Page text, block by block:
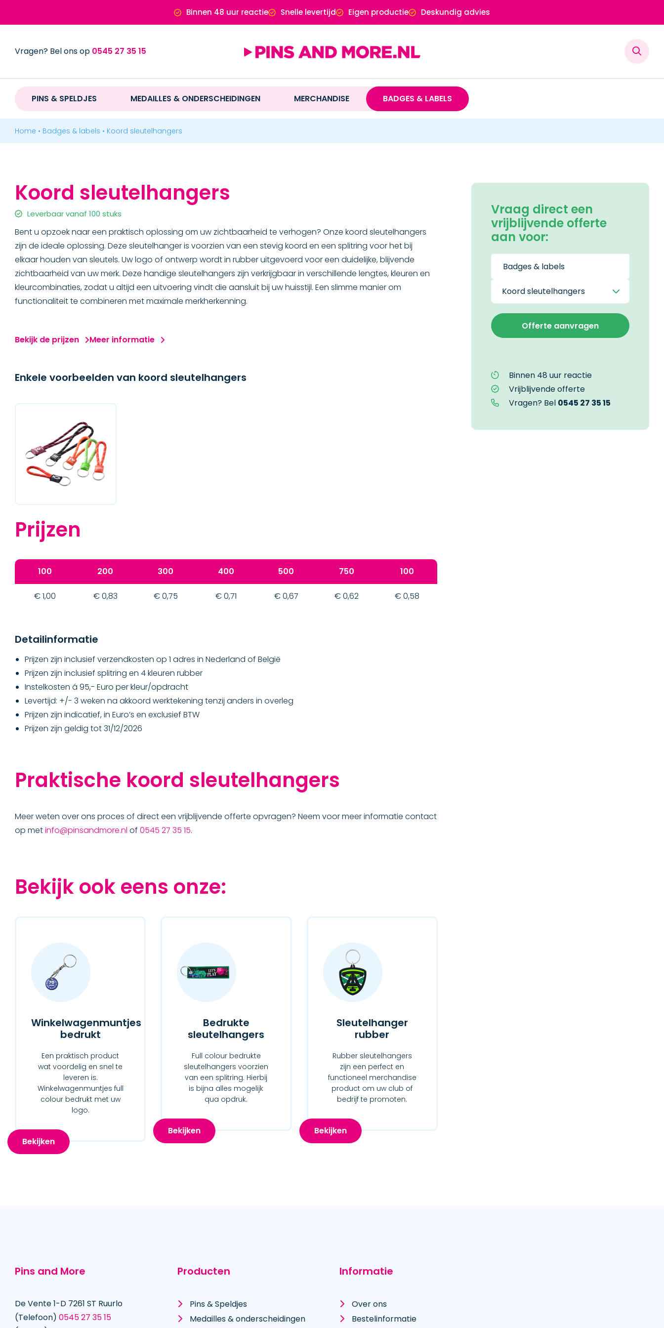
Binnen 48 uur reactie Snelle levertijd Eigen productie Deskundig advies
Vragen? Bel ons op 0545 27 35 15
PINS & SPELDJES MEDAILLES & ONDERSCHEIDINGEN MERCHANDISE BADGES & LABELS
Home • Badges & labels • Koord sleutelhangers
Koord sleutelhangers
Leverbaar vanaf 100 stuks
Bent u opzoek naar een praktisch oplossing om uw zichtbaarheid te verhogen? Onze koord sleutelhangers
zijn de ideale oplossing. Deze sleutelhanger is voorzien van een stevig koord en een splitring voor het bij
elkaar houden van sleutels. Uw logo of ontwerp wordt in rubber uitgevoerd voor een duidelijke, blijvende
zichtbaarheid van uw merk. Deze handige sleutelhangers zijn verkrijgbaar in verschillende lengtes, kleuren en
kleurcombinaties, zodat u altijd een uitvoering vindt die aansluit bij uw huisstijl. Een slimme manier om
functionaliteit te combineren met maximale merkherkenning.
Bekijk de prijzen Meer informatie
Enkele voorbeelden van koord sleutelhangers
Prijzen
100 200 300 400 500 750 100
€ 1,00 € 0,83 € 0,75 € 0,71 € 0,67 € 0,62 € 0,58
Detailinformatie
Prijzen zijn inclusief verzendkosten op 1 adres in Nederland of België
Prijzen zijn inclusief splitring en 4 kleuren rubber
Instelkosten á 95,- Euro per kleur/opdracht
Levertijd: +/- 3 weken na akkoord werktekening tenzij anders in overleg
Prijzen zijn indicatief, in Euro’s en exclusief BTW
Prijzen zijn geldig tot 31/12/2026
Praktische koord sleutelhangers
Meer weten over ons proces of direct een vrijblijvende offerte opvragen? Neem voor meer informatie contact
op metinfo@pinsandmore.nl of 0545 27 35 15.
Bekijk ook eens onze:
Winkelwagenmuntjes
bedrukt
Een praktisch product
wat voordelig en snel te
leveren is.
Winkelwagenmuntjes full
colour bedrukt met uw
logo.
Bekijken
Bedrukte
sleutelhangers
Full colour bedrukte
sleutelhangers voorzien
van een splitring. Hierbij
is bijna alles mogelijk
qua opdruk.
Bekijken
Sleutelhanger
rubber
Rubber sleutelhangers
zijn een perfect en
functioneel merchandise
product om uw club of
bedrijf te promoten.
Bekijken
Vraag direct een
vrijblijvende offerte
aan voor:
Binnen 48 uur reactie
Vrijblijvende offerte
Vragen? Bel 0545 27 35 15
Pins and More
De Vente 1-D 7261 ST Ruurlo
(Telefoon) 0545 27 35 15
Producten
Pins & Speldjes
Medailles & onderscheidingen
Informatie
Over ons
Bestelinformatie
PINS & SPELDJES
BADGES & LABELS
BADGES & LABELS
SLEUTELHANGERS
Geborduurde sleutelhangers
Geweven sleutelhangers
Sleutelhanger rubber